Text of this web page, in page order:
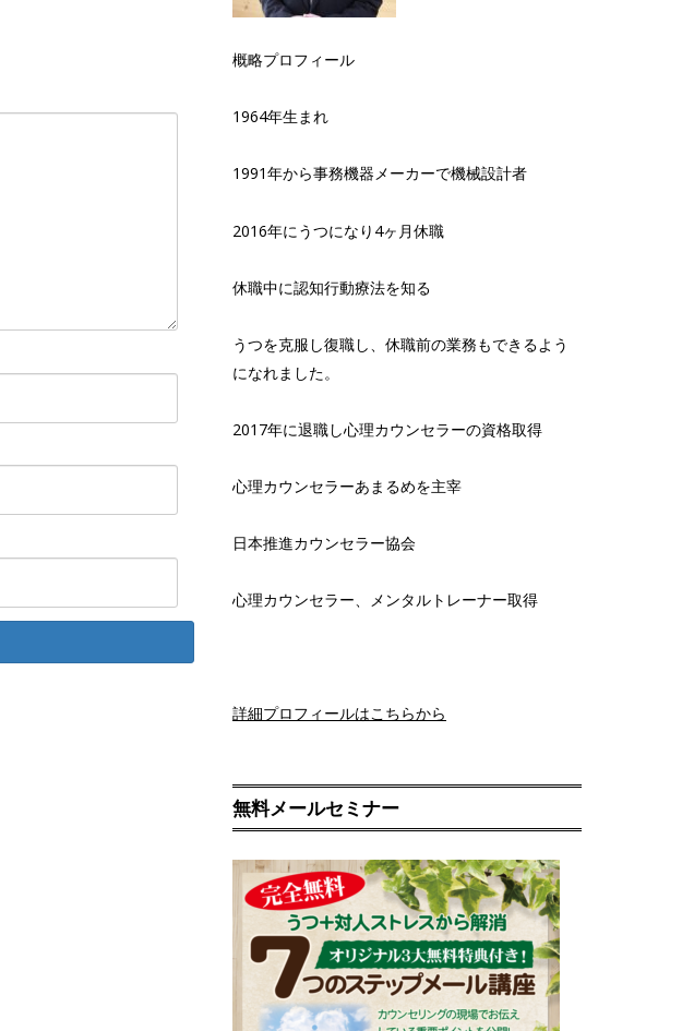
概略プロフィール
1964年生まれ
1991年から事務機器メーカーで機械設計者
2016年にうつになり4ヶ月休職
休職中に認知行動療法を知る
うつを克服し復職し、休職前の業務もできるよう
になれました。
2017年に退職し心理カウンセラーの資格取得
心理カウンセラーあまるめを主宰
日本推進カウンセラー協会
心理カウンセラー、メンタルトレーナー取得
詳細プロフィールはこちらから
無料メールセミナー